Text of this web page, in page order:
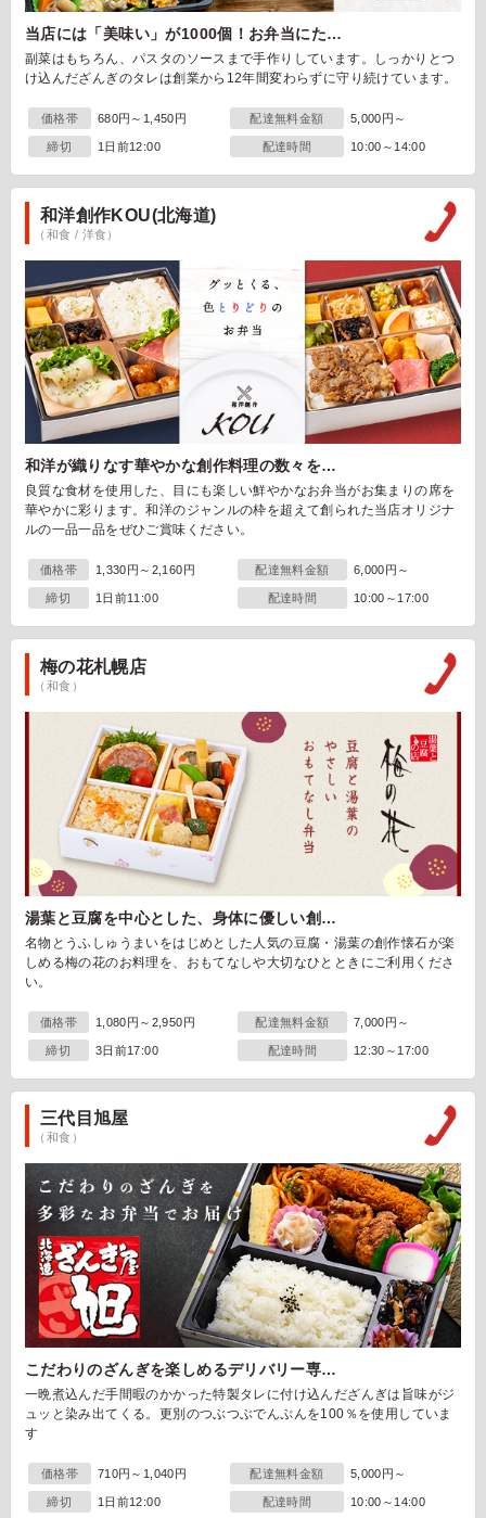
当店には「美味い」が1000個！お弁当にた…
副菜はもちろん、パスタのソースまで手作りしています。しっかりとつ
け込んだざんぎのタレは創業から12年間変わらずに守り続けています。
価格帯 680円～1,450円 配達無料金額 5,000円～
締切 1日前12:00 配達時間 10:00～14:00
和洋創作KOU(北海道)
（和食 / 洋食）
和洋が織りなす華やかな創作料理の数々を…
良質な食材を使用した、目にも楽しい鮮やかなお弁当がお集まりの席を
華やかに彩ります。和洋のジャンルの枠を超えて創られた当店オリジナ
ルの一品一品をぜひご賞味ください。
価格帯 1,330円～2,160円 配達無料金額 6,000円～
締切 1日前11:00 配達時間 10:00～17:00
梅の花札幌店
（和食）
湯葉と豆腐を中心とした、身体に優しい創…
名物とうふしゅうまいをはじめとした人気の豆腐・湯葉の創作懐石が楽
しめる梅の花のお料理を、おもてなしや大切なひとときにご利用くださ
い。
価格帯 1,080円～2,950円 配達無料金額 7,000円～
締切 3日前17:00 配達時間 12:30～17:00
三代目旭屋
（和食）
こだわりのざんぎを楽しめるデリバリー専…
一晩煮込んだ手間暇のかかった特製タレに付け込んだざんぎは旨味がジ
ュッと染み出てくる。更別のつぶつぶでんぷんを100％を使用していま
す
価格帯 710円～1,040円 配達無料金額 5,000円～
締切 1日前12:00 配達時間 10:00～14:00